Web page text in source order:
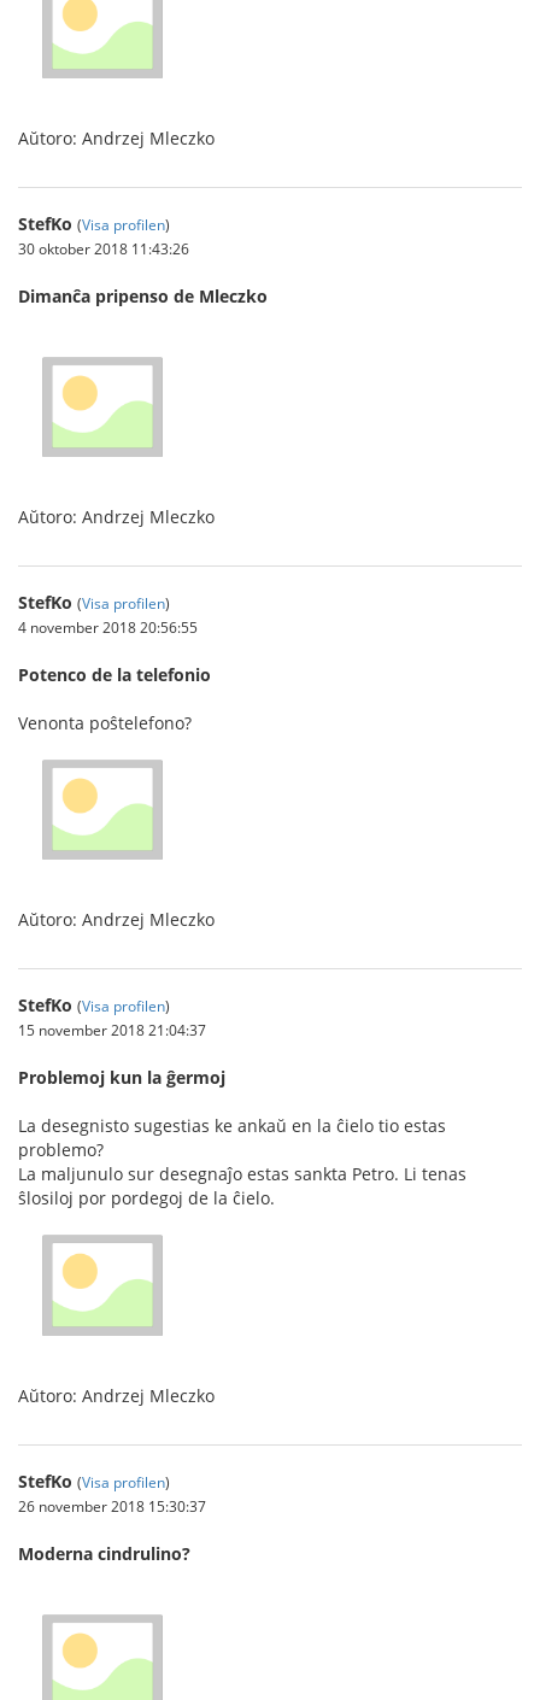
Aŭtoro: Andrzej Mleczko
StefKo (Visa profilen)
30 oktober 2018 11:43:26
Dimanĉa pripenso de Mleczko
Aŭtoro: Andrzej Mleczko
StefKo (Visa profilen)
4 november 2018 20:56:55
Potenco de la telefonio
Venonta poŝtelefono?
Aŭtoro: Andrzej Mleczko
StefKo (Visa profilen)
15 november 2018 21:04:37
Problemoj kun la ĝermoj
La desegnisto sugestias ke ankaŭ en la ĉielo tio estas
problemo?
La maljunulo sur desegnaĵo estas sankta Petro. Li tenas
ŝlosiloj por pordegoj de la ĉielo.
Aŭtoro: Andrzej Mleczko
StefKo (Visa profilen)
26 november 2018 15:30:37
Moderna cindrulino?